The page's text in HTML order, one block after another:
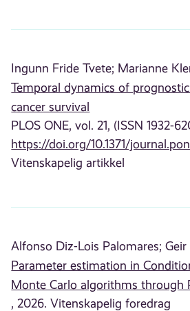
Ingunn Fride Tvete; Marianne
Temporal dynamics of
cancer survival
PLOS ONE, vol. 21, (ISSN 1932-
https://doi.org/10.1371/
Vitenskapelig artikkel
Alfonso Diz-Lois Palomares;
Parameter estimation in
Monte Carlo algorithms through
, 2026. Vitenskapelig foredrag